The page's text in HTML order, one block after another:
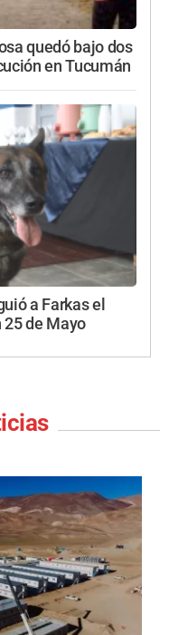
quedó bajo dos
en Tucumán
a Farkas el
25 de Mayo